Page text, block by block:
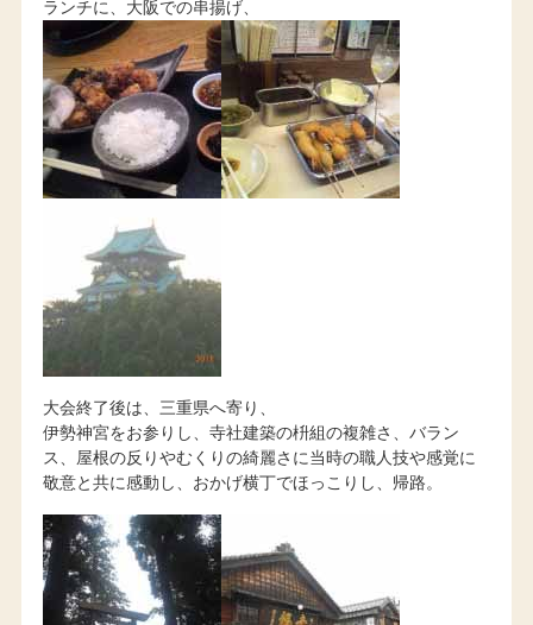
ランチに、大阪での串揚げ、
大会終了後は、三重県へ寄り、
伊勢神宮をお参りし、寺社建築の枡組の複雑さ、バラン
ス、屋根の反りやむくりの綺麗さに当時の職人技や感覚に
敬意と共に感動し、おかげ横丁でほっこりし、帰路。